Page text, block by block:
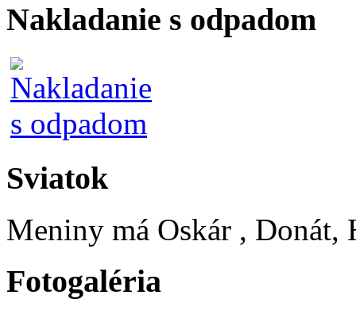
Nakladanie s odpadom
Sviatok
Meniny má Oskár , Donát,
Fotogaléria